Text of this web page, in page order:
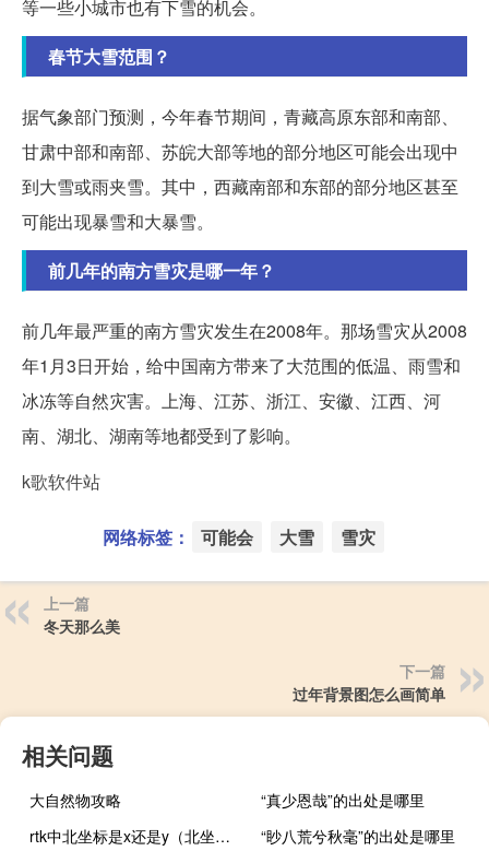
等一些小城市也有下雪的机会。
春节大雪范围？
据气象部门预测，今年春节期间，青藏高原东部和南部、
甘肃中部和南部、苏皖大部等地的部分地区可能会出现中
到大雪或雨夹雪。其中，西藏南部和东部的部分地区甚至
可能出现暴雪和大暴雪。
前几年的南方雪灾是哪一年？
前几年最严重的南方雪灾发生在2008年。那场雪灾从2008
年1月3日开始，给中国南方带来了大范围的低温、雨雪和
冰冻等自然灾害。上海、江苏、浙江、安徽、江西、河
南、湖北、湖南等地都受到了影响。
k歌软件站
网络标签： 可能会 大雪 雪灾
上一篇
冬天那么美
下一篇
过年背景图怎么画简单
相关问题
大自然物攻略
“真少恩哉”的出处是哪里
rtk中北坐标是x还是y（北坐标是x还是y）
“眇八荒兮秋毫”的出处是哪里